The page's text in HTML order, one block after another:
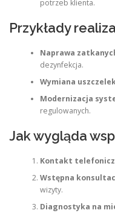
potrzeb klienta.
Przykłady
Naprawa
dezynfekcja.
Wymiana
Modernizacja
regulowanych.
Jak wygląda
Kontakt
Wstępna
wizyty.
Diagnostyka na